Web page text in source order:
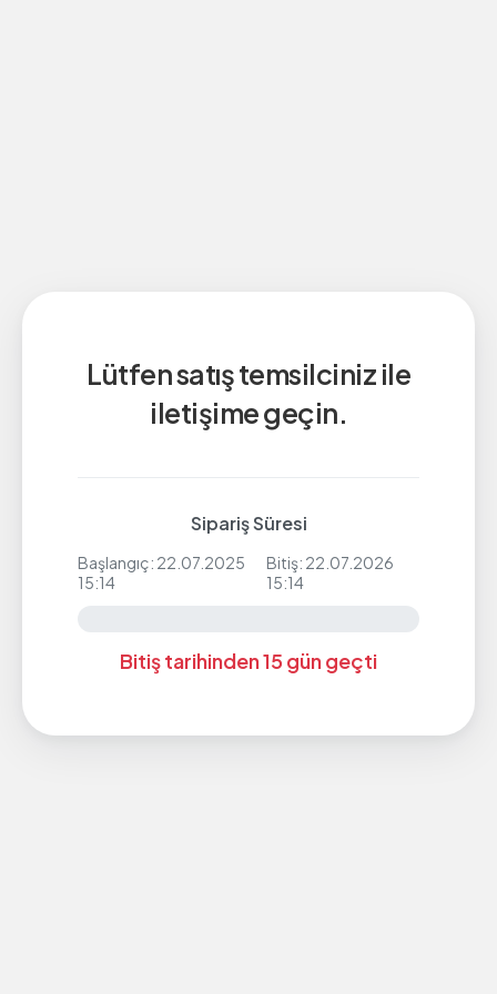
Lütfen satış temsilciniz ile
iletişime geçin.
Sipariş Süresi
Başlangıç: 22.07.2025
15:14
Bitiş: 22.07.2026
15:14
Bitiş tarihinden 15 gün geçti